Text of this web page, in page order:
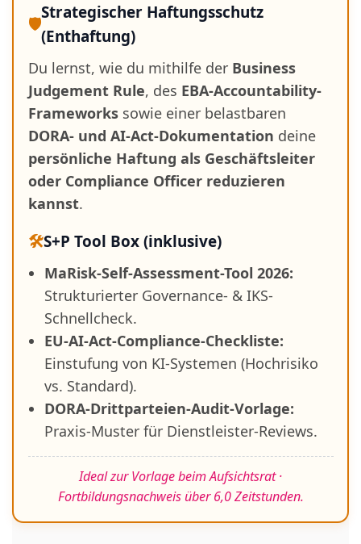
🛡️
Strategischer Haftungsschutz
(Enthaftung)
Du lernst, wie du mithilfe der Business
Judgement Rule, des EBA-Accountability-
Frameworkssowie einer belastbaren
DORA- und AI-Act-Dokumentation deine
persönliche Haftung als Geschäftsleiter
oder Compliance Officer reduzieren
kannst.
🛠️S+P Tool Box (inklusive)
MaRisk-Self-Assessment-Tool 2026:
Strukturierter Governance- & IKS-
Schnellcheck.
EU-AI-Act-Compliance-Checkliste:
Einstufung von KI-Systemen (Hochrisiko
vs. Standard).
DORA-Drittparteien-Audit-Vorlage:
Praxis-Muster für Dienstleister-Reviews.
Ideal zur Vorlage beim Aufsichtsrat ·
Fortbildungsnachweis über 6,0 Zeitstunden.